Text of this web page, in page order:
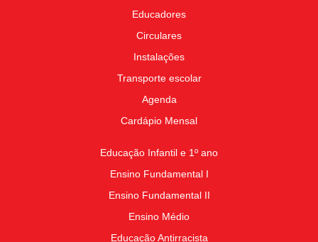
Educadores
Circulares
Instalações
Transporte escolar
Agenda
Cardápio Mensal
Educação Infantil e 1º ano
Ensino Fundamental I
Ensino Fundamental II
Ensino Médio
Educação Antirracista